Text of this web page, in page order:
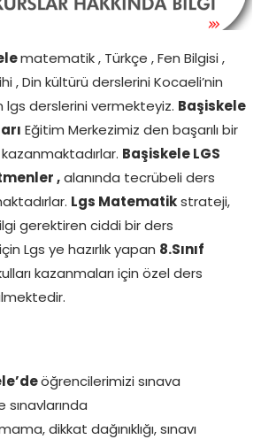
matematik , Türkçe , Fen Bilgisi ,
, Din kültürü derslerini Kocaeli’nin
lgs derslerini vermekteyiz. Başiskele
Eğitim Merkezimiz den başarılı bir
Başiskele LGS
, alanında tecrübeli ders
Lgs Matematik strateji,
gerektiren ciddi bir ders
Lgs ye hazırlık yapan 8.Sınıf
kazanmaları için özel ders
öğrencilerimizi sınava
sınavlarında
dikkat dağınıklığı, sınavı